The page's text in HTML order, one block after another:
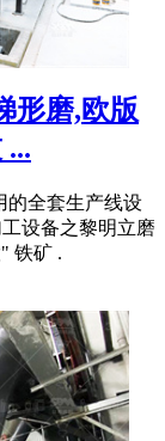
形磨,欧版
...
的全套生产线设
设备之黎明立磨
铁矿 .